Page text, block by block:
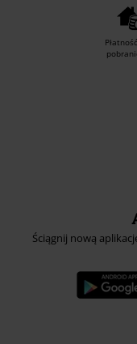
Ściągnij nową